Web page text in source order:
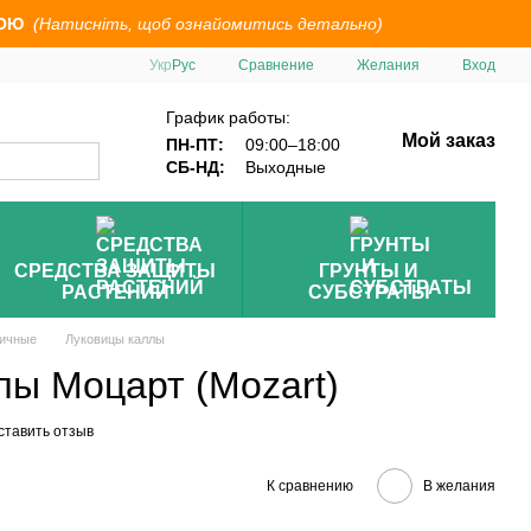
(Натисніть, щоб ознайомитись детально)
Укр Рус Сравнение Желания Вход
График работы:
ПН-ПТ:
09:00–18:00
СБ-НД:
Выходные
Мой заказ
СРЕДСТВА ЗАЩИТЫ
РАСТЕНИЙ
ГРУНТЫ И
СУБСТРАТЫ
Луковицы каллы
Моцарт (Mozart)
отзыв
К сравнению В желания